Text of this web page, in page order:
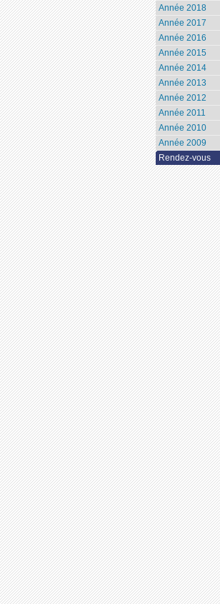
Année 2018
Année 2017
Année 2016
Année 2015
Année 2014
Année 2013
Année 2012
Année 2011
Année 2010
Année 2009
Rendez-vous